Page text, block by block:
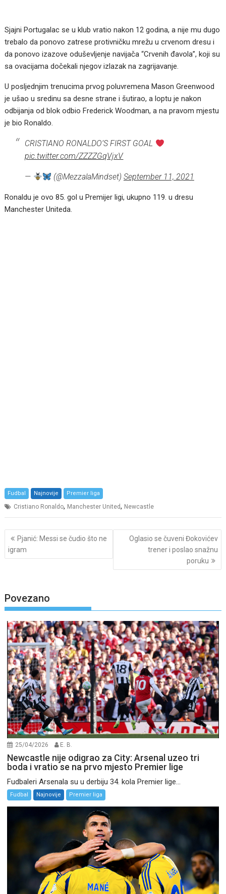
Sjajni Portugalac se u klub vratio nakon 12 godina, a nije mu dugo
trebalo da ponovo zatrese protivničku mrežu u crvenom dresu i
da ponovo izazove oduševljenje navijača “Crvenih đavola”, koji su
sa ovacijama dočekali njegov izlazak na zagrijavanje.
U posljednjim trenucima prvog poluvremena Mason Greenwood
je ušao u sredinu sa desne strane i šutirao, a loptu je nakon
odbijanja od blok odbio Frederick Woodman, a na pravom mjestu
je bio Ronaldo.
CRISTIANO RONALDO’S FIRST GOAL
pic.twitter.com/ZZZZGqVjxV
— (@MezzalaMindset) September 11, 2021
Ronaldu je ovo 85. gol u Premijer ligi, ukupno 119. u dresu
Manchester Uniteda.
Fudbal Najnovije Premier liga
Cristiano Ronaldo, Manchester United, Newcastle
Post
navigation
Pjanić: Messi se čudio što ne
igram
Oglasio se čuveni Đokovićev
trener i poslao snažnu
poruku
Povezano
25/04/2026 E. B.
Newcastle nije odigrao za City: Arsenal uzeo tri
boda i vratio se na prvo mjesto Premier lige
Fudbaleri Arsenala su u derbiju 34. kola Premier lige...
Fudbal Najnovije Premier liga